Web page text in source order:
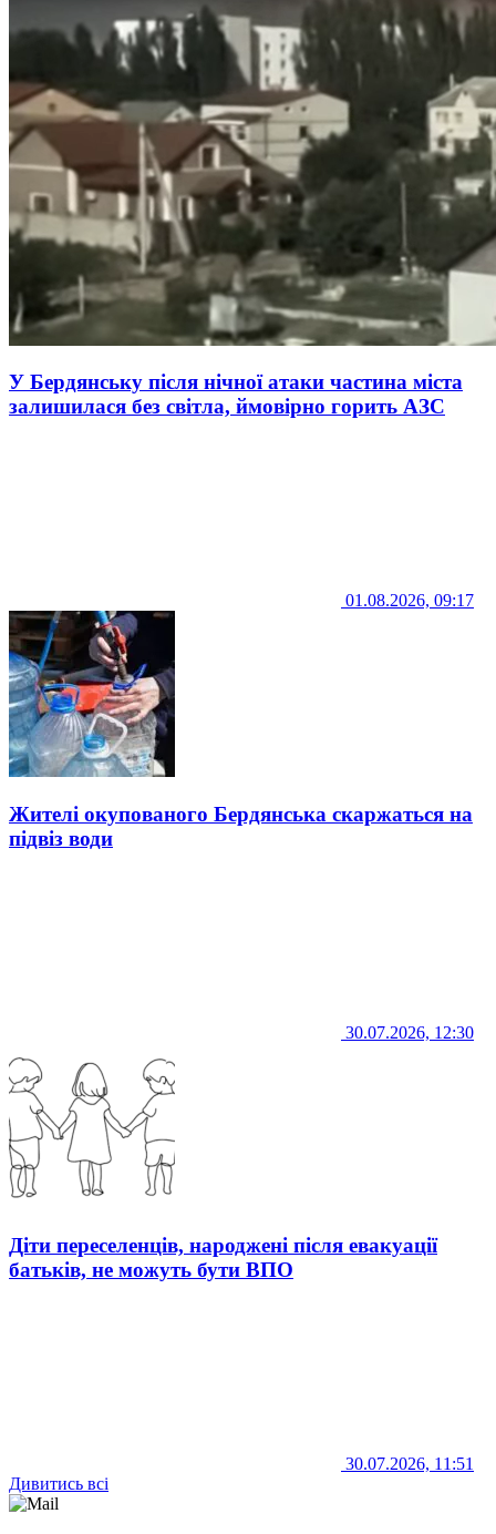
У Бердянську після нічної атаки частина міста
залишилася без світла, ймовірно горить АЗС
01.08.2026, 09:17
Жителі окупованого Бердянська скаржаться на
підвіз води
30.07.2026, 12:30
Діти переселенців, народжені після евакуації
батьків, не можуть бути ВПО
30.07.2026, 11:51
Дивитись всі